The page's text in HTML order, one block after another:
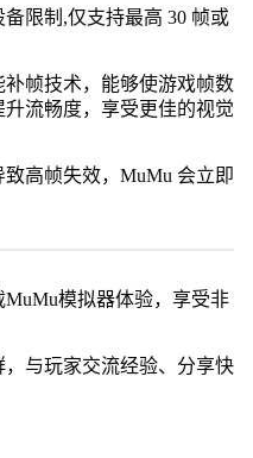
限制,仅支持最高 30 帧或
帧技术，能够使游戏帧数
升流畅度，享受更佳的视觉
高帧失效，MuMu 会立即
模拟器体验，享受非
与玩家交流经验、分享快